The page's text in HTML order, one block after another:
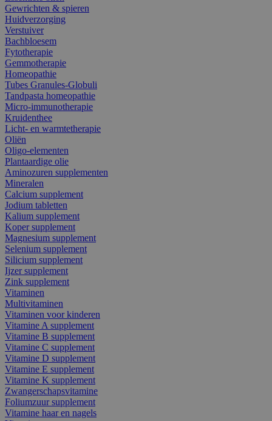
Gewrichten & spieren
Huidverzorging
Verstuiver
Bachbloesem
Fytotherapie
Gemmotherapie
Homeopathie
Tubes Granules-Globuli
Tandpasta homeopathie
Micro-immunotherapie
Kruidenthee
Licht- en warmtetherapie
Oliën
Oligo-elementen
Plantaardige olie
Aminozuren supplementen
Mineralen
Calcium supplement
Jodium tabletten
Kalium supplement
Koper supplement
Magnesium supplement
Selenium supplement
Silicium supplement
Ijzer supplement
Zink supplement
Vitaminen
Multivitaminen
Vitaminen voor kinderen
Vitamine A supplement
Vitamine B supplement
Vitamine C supplement
Vitamine D supplement
Vitamine E supplement
Vitamine K supplement
Zwangerschapsvitamine
Foliumzuur supplement
Vitamine haar en nagels